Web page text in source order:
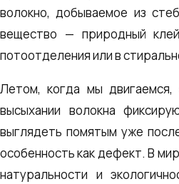
волокно, добываемое из
вещество — природный
потоотделения или в
Летом, когда мы двигаемся,
высыхании волокна
выглядеть помятым уже
особенность как дефект. В
натуральности и